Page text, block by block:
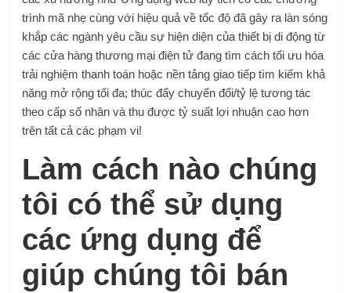
trình mã nhẹ cùng với hiệu quả về tốc độ đã gây ra làn sóng
khắp các ngành yêu cầu sự hiện diện của thiết bị di động từ
các cửa hàng thương mại điện tử đang tìm cách tối ưu hóa
trải nghiệm thanh toán hoặc nền tảng giao tiếp tìm kiếm khả
năng mở rộng tối đa; thúc đẩy chuyển đổi/tỷ lệ tương tác
theo cấp số nhân và thu được tỷ suất lợi nhuận cao hơn
trên tất cả các phạm vi!
Làm cách nào chúng
tôi có thể sử dụng
các ứng dụng để
giúp chúng tôi bán